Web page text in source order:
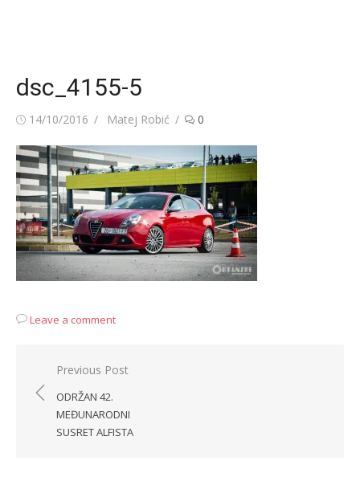
dsc_4155-5
Posted
14/10/2016 Author
Matej Robić 0
Leave a comment
Navigacija
objava
Previous Post
ODRŽAN 42.
MEĐUNARODNI
SUSRET ALFISTA